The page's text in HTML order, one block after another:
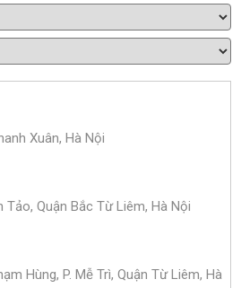
Xuân, Hà Nội
Quận Bắc Từ Liêm, Hà Nội
Hùng, P. Mễ Trì, Quận Từ Liêm, Hà